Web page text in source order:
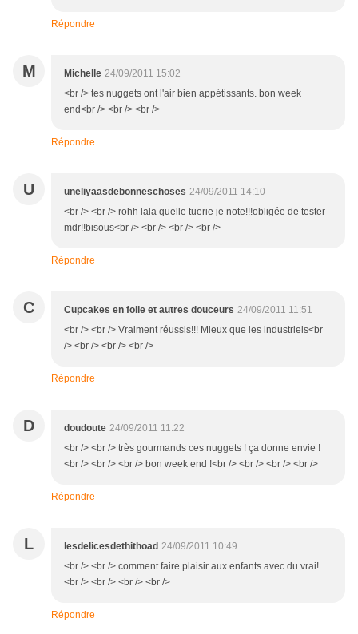
Répondre
M Michelle 24/09/2011 15:02
<br /> tes nuggets ont l'air bien appétissants. bon week
end<br /> <br /> <br />
Répondre
U uneliyaasdebonneschoses 24/09/2011 14:10
<br /> <br /> rohh lala quelle tuerie je note!!!obligée de tester
mdr!!bisous<br /> <br /> <br /> <br />
Répondre
C Cupcakes en folie et autres douceurs 24/09/2011 11:51
<br /> <br /> Vraiment réussis!!! Mieux que les industriels<br
/> <br /> <br /> <br />
Répondre
D doudoute 24/09/2011 11:22
<br /> <br /> très gourmands ces nuggets ! ça donne envie !
<br /> <br /> <br /> bon week end !<br /> <br /> <br /> <br />
Répondre
L lesdelicesdethithoad 24/09/2011 10:49
<br /> <br /> comment faire plaisir aux enfants avec du vrai!
<br /> <br /> <br /> <br />
Répondre